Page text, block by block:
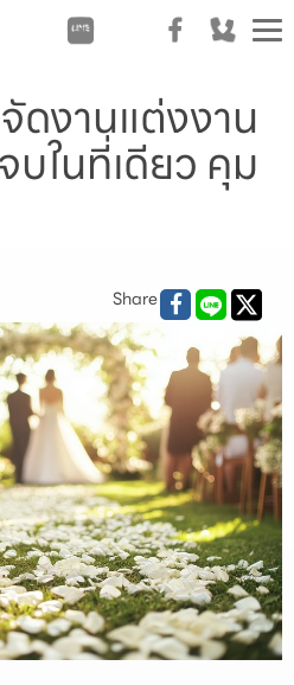
ดงานแต่งงาน
บในที่เดียว คุม
Share